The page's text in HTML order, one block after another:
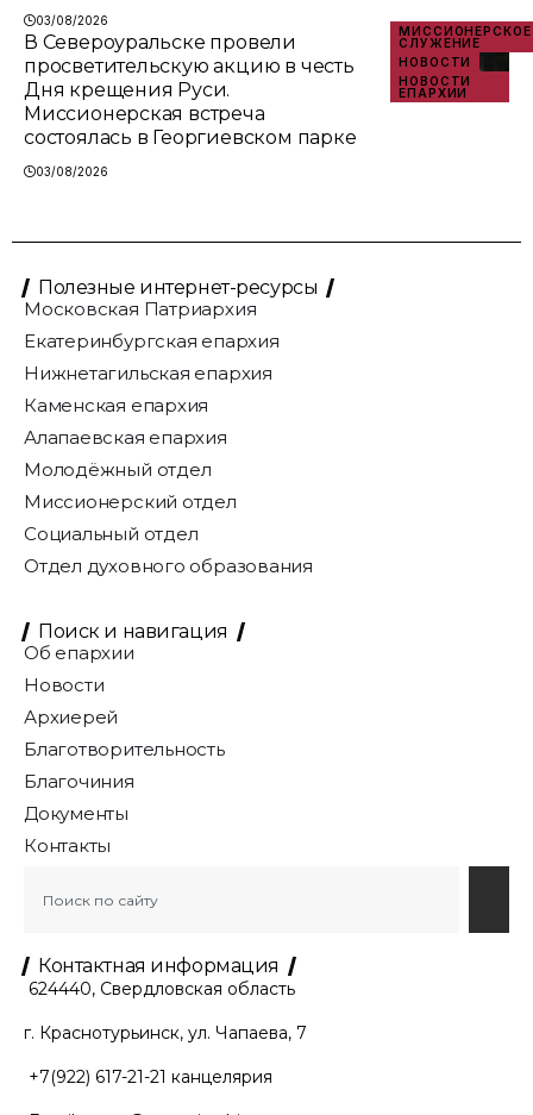
03/08/2026
МИССИОНЕРСКОЕ
СЛУЖЕНИЕ
НОВОСТИ
НОВОСТИ
ЕПАРХИИ
В Североуральске провели
просветительскую акцию в честь
Дня крещения Руси.
Миссионерская встреча
состоялась в Георгиевском парке
03/08/2026
Полезные интернет-ресурсы
Московская Патриархия
Екатеринбургская епархия
Нижнетагильская епархия
Каменская епархия
Алапаевская епархия
Молодёжный отдел
Миссионерский отдел
Социальный отдел
Отдел духовного образования
Поиск и навигация
Об епархии
Новости
Архиерей
Благотворительность
Благочиния
Документы
Контакты
Контактная информация
624440, Свердловская область
г. Краснотурьинск, ул. Чапаева, 7
+7(922) 617-21-21 канцелярия